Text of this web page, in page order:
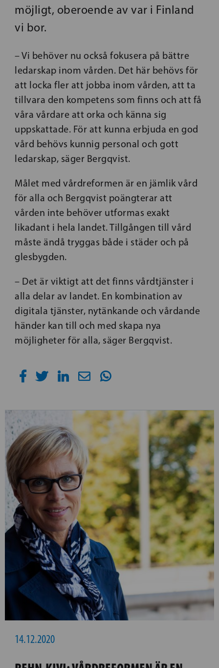
möjligt, oberoende av var i Finland
vi bor.
– Vi behöver nu också fokusera på bättre
ledarskap inom vården. Det här behövs för
att locka fler att jobba inom vården, att ta
tillvara den kompetens som finns och att få
våra vårdare att orka och känna sig
uppskattade. För att kunna erbjuda en god
vård behövs kunnig personal och gott
ledarskap, säger Bergqvist.
Målet med vårdreformen är en jämlik vård
för alla och Bergqvist poängterar att
vården inte behöver utformas exakt
likadant i hela landet. Tillgången till vård
måste ändå tryggas både i städer och på
glesbygden.
– Det är viktigt att det finns vårdtjänster i
alla delar av landet. En kombination av
digitala tjänster, nytänkande och vårdande
händer kan till och med skapa nya
möjligheter för alla, säger Bergqvist.
14.12.2020